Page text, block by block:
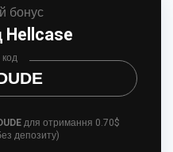
бонус
код
для отримання 0.70$
депозиту)